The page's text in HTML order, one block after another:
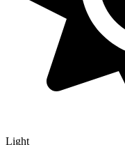
Light